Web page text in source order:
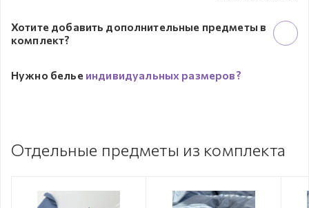
Хотите добавить дополнительные предметы в
комплект?
Нужно белье индивидуальных размеров?
Отдельные предметы из комплекта